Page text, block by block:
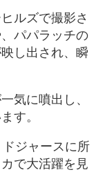
ルズで撮影さ
パパラッチの
し出され、瞬
気に噴出し、
す。
ジャースに所
で大活躍を見